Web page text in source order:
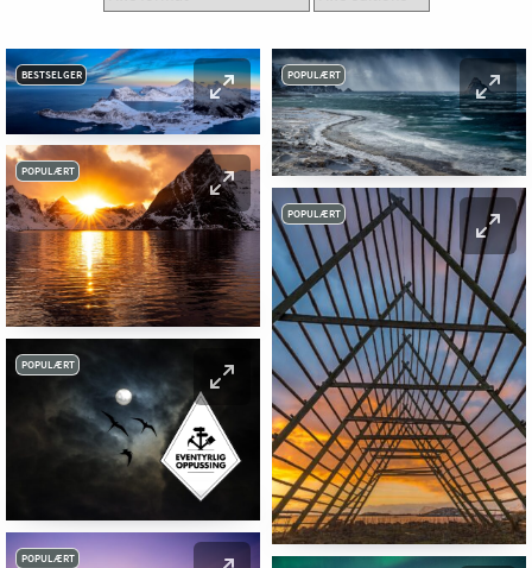
BESTSELGER POPULÆRT
POPULÆRT
POPULÆRT
POPULÆRT
POPULÆRT